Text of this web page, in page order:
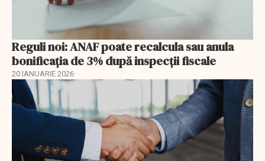
Reguli noi: ANAF poate recalcula sau anula
bonificația de 3% după inspecții fiscale
20 IANUARIE 2026